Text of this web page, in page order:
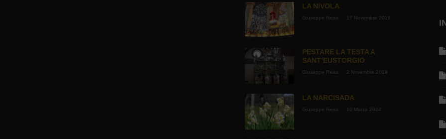
LA NIVOLA
Giuseppe Reiss 17 Novembre 2019
PESTARE LA TESTA A
SANT’EUSTORGIO
Giuseppe Reiss 2 Novembre 2019
LA NARCISADA
Giuseppe Reiss 10 Marzo 2024